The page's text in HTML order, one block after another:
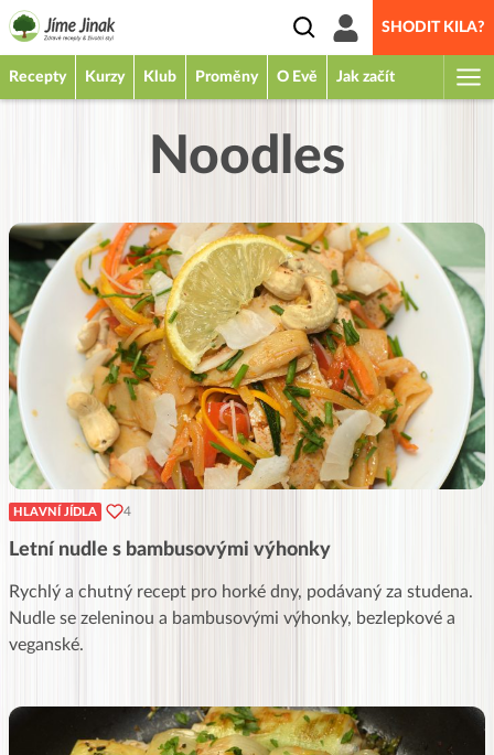
SHODIT KILA?
Recepty Kurzy Klub Proměny O Evě Jak začít
Noodles
HLAVNÍ JÍDLA 4
Letní nudle s bambusovými výhonky
Rychlý a chutný recept pro horké dny, podávaný za studena.
Nudle se zeleninou a bambusovými výhonky, bezlepkové a
veganské.